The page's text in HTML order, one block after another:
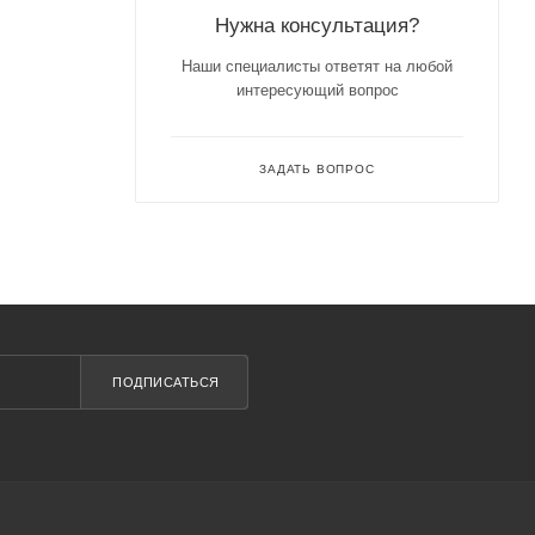
Нужна консультация?
Наши специалисты ответят на любой
интересующий вопрос
ЗАДАТЬ ВОПРОС
ПОДПИСАТЬСЯ